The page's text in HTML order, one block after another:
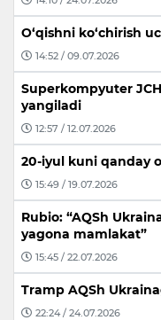
O‘qishni ko‘chirish
14:52 / 09.07.2026
Superkompyuter
yangiladi
12:57 / 12.07.2026
20-iyul kuni qanday
15:49 / 19.07.2026
Rubio: “AQSh
yagona mamlakat”
15:45 / 22.07.2026
Tramp AQSh
22:24 / 24.07.2026